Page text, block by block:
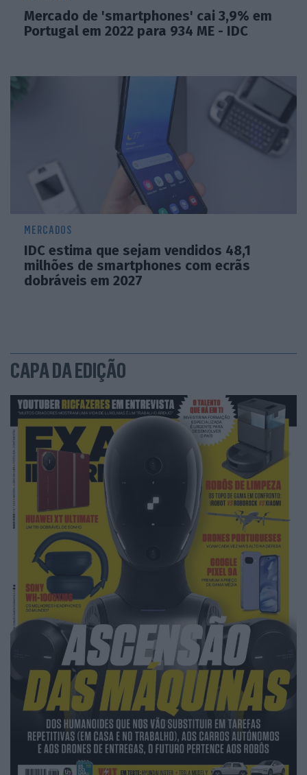
Mercado de 'smartphones' cai 3,9% em
Portugal em 2022 para 934 ME - IDC
MERCADOS
IDC estima que sejam vendidos 48,1
milhões de smartphones com ecrãs
dobráveis em 2027
CAPA DA EDIÇÃO